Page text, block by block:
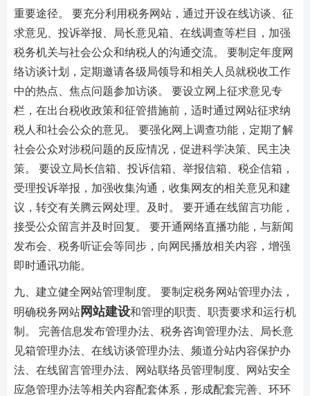
重要途径。 要充分利用税务网站，通过开设在线访谈、征
求意见、投诉举报、局长意见箱、在线调查等栏目，加强
税务机关与社会公众和纳税人的沟通交流。 要制定年度网
络访谈计划，定期邀请各级局领导和相关人员就税收工作
中的热点、焦点问题参加访谈。 要设立网上征求意见专
栏，在出台税收政策和征管措施前，适时通过网站征求纳
税人和社会公众的意见。 要强化网上调查功能，定期了解
社会公众对涉税问题的反应情况，促进科学决策、民主决
策。 要设立局长信箱、投诉信箱、举报信箱、税企信箱，
受理投诉举报，加强收集沟通，收集网友的相关意见和建
议，转交有关腾云网处理。及时。 要开通在线留言功能，
接受公众留言并及时回复。 要开通网络直播功能，与新闻
发布会、税务听证会等同步，向网民播放相关内容，增强
即时通讯功能。
九、建立健全网站管理制度。 要制定税务网站管理办法，
明确税务网站网站建设和管理的职责、职责要求和运行机
制。 完善信息发布管理办法、税务咨询管理办法、局长意
见箱管理办法、在线访谈管理办法、频道分站内容保护办
法、在线留言管理办法、网站联络员管理制度、网站安全
应急管理办法等相关内容配套体系，形成配套完善、环环